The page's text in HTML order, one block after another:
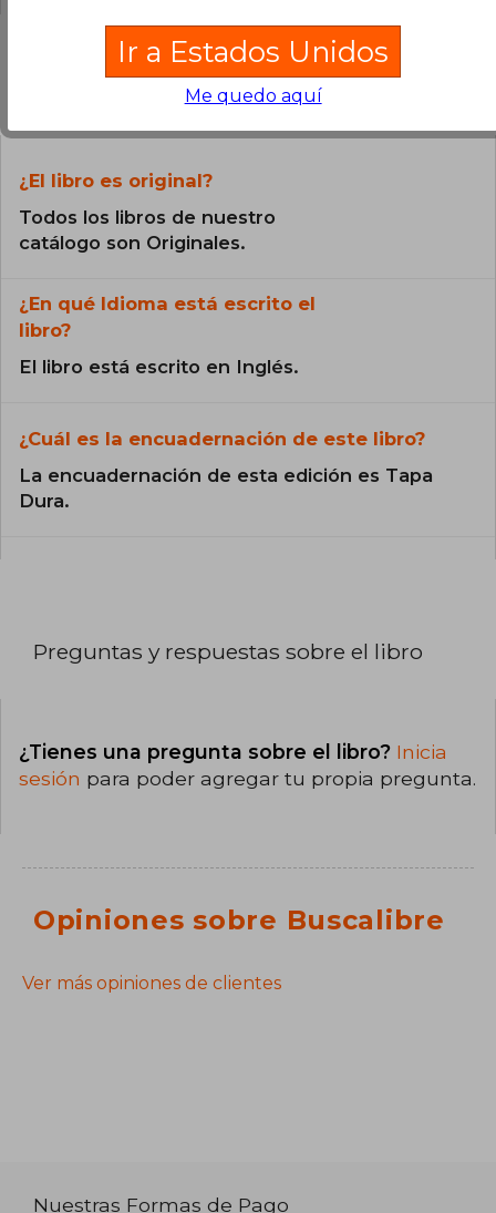
Preguntas frecuentes sobre el libro
¿El libro es original?
Todos los libros de nuestro
catálogo son Originales.
¿En qué Idioma está escrito el
libro?
El libro está escrito en Inglés.
¿Cuál es la encuadernación de este libro?
La encuadernación de esta edición es Tapa
Dura.
Preguntas y respuestas sobre el libro
¿Tienes una pregunta sobre el libro? Inicia
sesión para poder agregar tu propia pregunta.
Opiniones sobre Buscalibre
Ver más opiniones de clientes
Nuestras Formas de Pago
Ir a Estados Unidos
Me quedo aquí